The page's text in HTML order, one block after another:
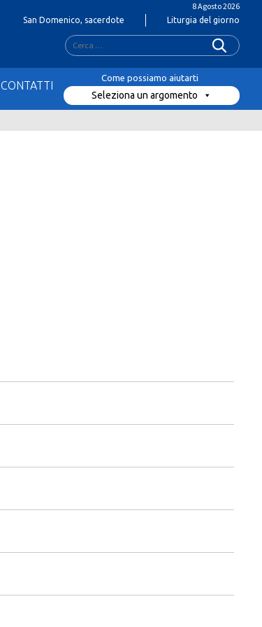
8 Agosto 2026
San Domenico, sacerdote Liturgia del giorno
Ricerca
per:
CONTATTI
Seleziona un argomento